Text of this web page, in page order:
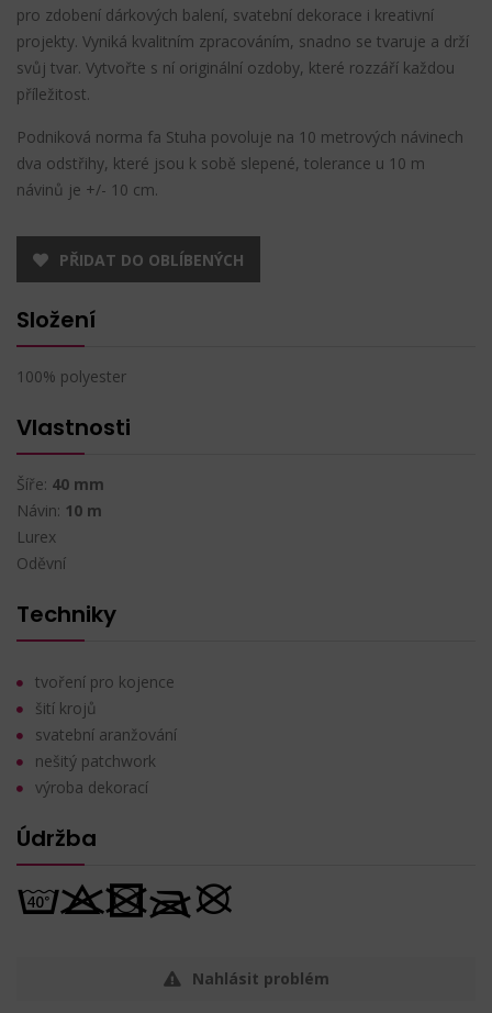
pro zdobení dárkových balení, svatební dekorace i kreativní
projekty. Vyniká kvalitním zpracováním, snadno se tvaruje a drží
svůj tvar. Vytvořte s ní originální ozdoby, které rozzáří každou
příležitost.
Podniková norma fa Stuha povoluje na 10 metrových návinech
dva odstřihy, které jsou k sobě slepené, tolerance u 10 m
návinů je +/- 10 cm.
PŘIDAT DO OBLÍBENÝCH
Složení
100% polyester
Vlastnosti
Šíře: 40 mm
Návin: 10 m
Lurex
Oděvní
Techniky
tvoření pro kojence
šití krojů
svatební aranžování
nešitý patchwork
výroba dekorací
Údržba
Nahlásit problém